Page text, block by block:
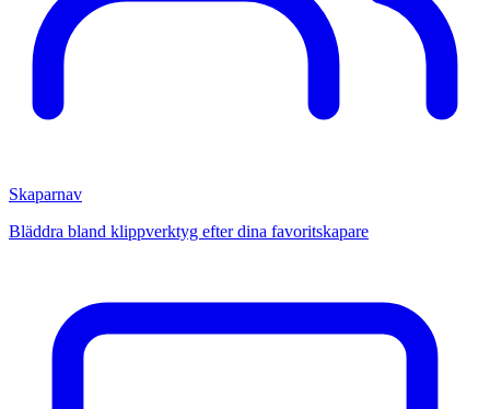
Skaparnav
Bläddra bland klippverktyg efter dina favoritskapare